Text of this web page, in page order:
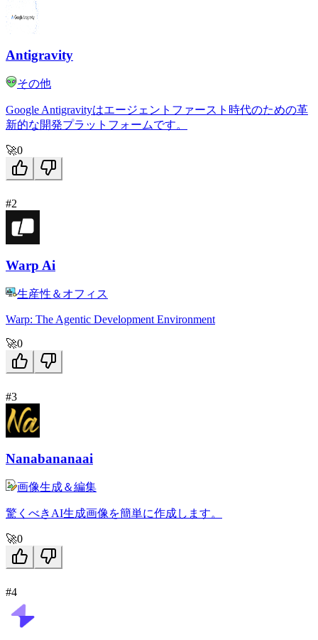
Antigravity
その他
Google Antigravityはエージェントファースト時代のための革
新的な開発プラットフォームです。
🚀0
#2
Warp Ai
生産性＆オフィス
Warp: The Agentic Development Environment
🚀0
#3
Nanabananaai
画像生成＆編集
驚くべきAI生成画像を簡単に作成します。
🚀0
#4